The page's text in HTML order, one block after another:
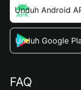
Unduh Android
Unduh Google
FAQ